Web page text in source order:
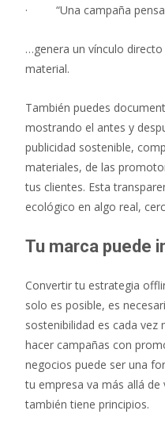
· “Una campaña
…genera un vínculo
material.
También puedes
mostrando el antes y
publicidad sostenible,
materiales, de las
tus clientes. Esta
ecológico en algo real,
Tu marca puede
Convertir tu estrategia
solo es posible, es
sostenibilidad es cada vez
hacer campañas con
negocios puede ser una
tu empresa va más allá
también tiene principios.